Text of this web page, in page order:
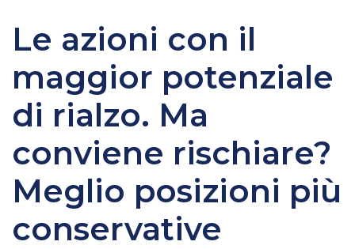
Le azioni con il
maggior potenziale
di rialzo. Ma
conviene rischiare?
Meglio posizioni più
conservative